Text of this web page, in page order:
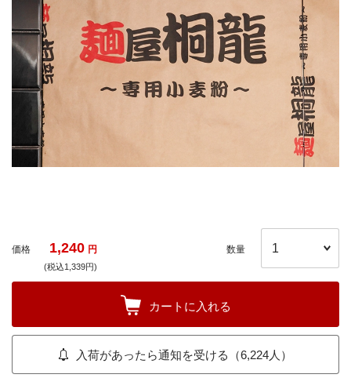
価格 1,240 円
(税込1,339円)
数量
カートに入れる
入荷があったら通知を受ける（6,224人）